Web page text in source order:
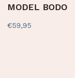
MODEL BODO
€59,95